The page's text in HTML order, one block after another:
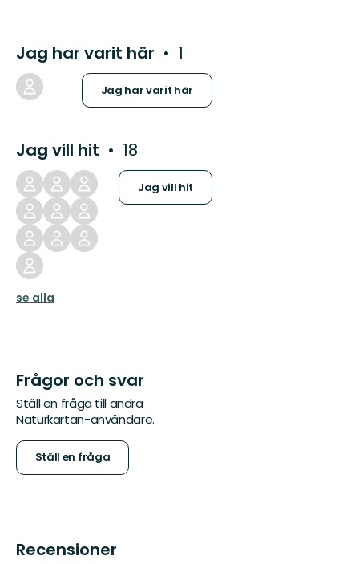
Jag har varit här 1
Jag har varit här
Jag vill hit 18
Jag vill hit
se alla
Frågor och svar
Ställ en fråga till andra
Naturkartan-användare.
Ställ en fråga
Recensioner